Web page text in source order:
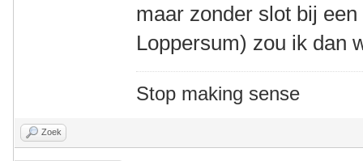
maar zonder slot bij
Loppersum) zou ik dan
Stop making sense
Zoek